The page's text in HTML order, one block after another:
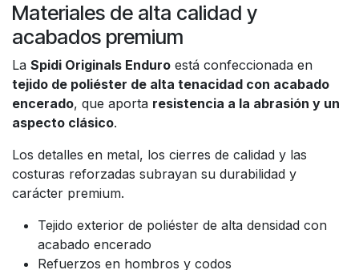
Materiales de alta calidad y
acabados premium
La Spidi Originals Enduro está confeccionada en
tejido de poliéster de alta tenacidad con acabado
encerado, que aporta resistencia a la abrasión y un
aspecto clásico.
Los detalles en metal, los cierres de calidad y las
costuras reforzadas subrayan su durabilidad y
carácter premium.
Tejido exterior de poliéster de alta densidad con
acabado encerado
Refuerzos en hombros y codos